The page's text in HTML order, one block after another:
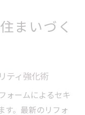
まいづく
ティ強化術
ォームによるセキ
す。最新のリフォ